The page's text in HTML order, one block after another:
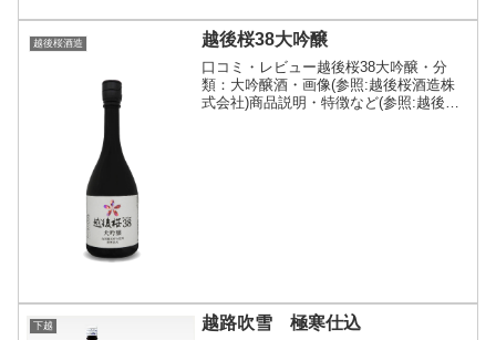
越後桜酒造 越後桜38大吟醸
口コミ・レビュー越後桜38大吟醸・分
類：大吟醸酒・画像(参照:越後桜酒造株
式会社)商品説明・特徴など(参照:越後桜
下越 越路吹雪 極寒仕込